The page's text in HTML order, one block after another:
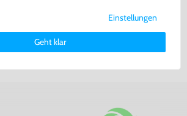
149,99 €
zu den von uns verwendeten Cookies und
Nutzer findest Du in unsererDaten­schutz­
Impressum.
Einstellungen
Geht klar